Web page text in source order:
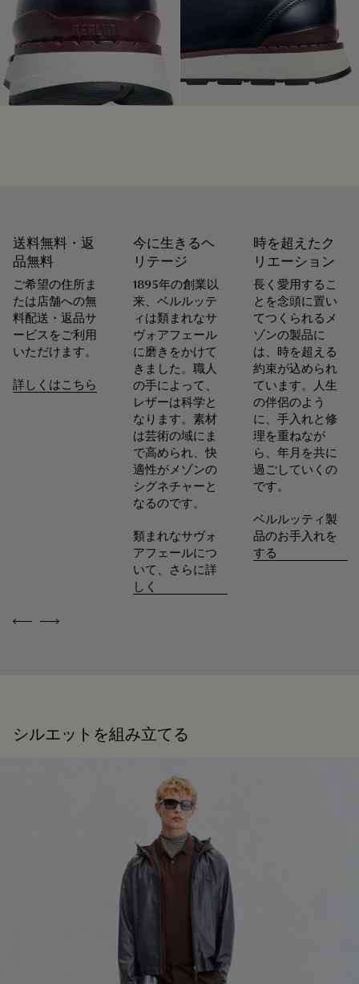
ベルルッティは、持続可能なリサイクル素材を使用し、化石
燃料由来のバージンプラスチックは使用していない、環境に
配慮したパッケージを重視しています。
初回パティーヌ無料
ティーヌは、一つひとつのクリエーションを歴史と感動の詰
まった、世界に一つの芸術作品へと昇華させます。 約60種類
靴職人であり靴の修理職人でもあったアレッサンドロ・ベル
ルッティが創業したメゾン ベルルッティは、循環性を重視し
ています。メゾンにとって、お客様の意に沿って商品が長く
愛されるよう、お手入れや修理をすることほど普通なことは
ありません。 シューズからレザーグッズ、プレタポルテま
で、メゾンのアトリエは製品を美しい状態で可能な限り長く
身に着けていただけるよう、各種サービスを取り揃えていま
末永く愛用するために
Previous
Next
送料無料・返
品無料
ご希望の住所ま
たは店舗への無
料配送・返品サ
ービスをご利用
いただけます。
詳しくはこちら
今に生きるヘ
リテージ
1895年の創業以
来、ベルルッテ
ィは類まれなサ
ヴォアフェール
に磨きをかけて
きました。職人
の手によって、
レザーは科学と
なります。素材
は芸術の域にま
で高められ、快
適性がメゾンの
シグネチャーと
なるのです。
類まれなサヴォ
アフェールにつ
いて、さらに詳
しく
時を超えたク
リエーション
長く愛用するこ
とを念頭に置い
てつくられるメ
ゾンの製品に
は、時を超える
約束が込められ
ています。人生
の伴侶のよう
に、手入れと修
理を重ねなが
ら、年月を共に
過ごしていくの
です。
ベルルッティ製
品のお手入れを
する
シルエットを組み立てる